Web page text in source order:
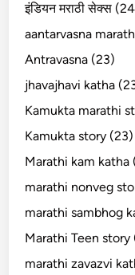
इंडियन मराठी सेक्स
aantarvasna
Antravasna (23)
jhavajhavi katha
Kamukta marathi
Kamukta story (23)
Marathi kam katha
marathi nonveg
marathi sambhog
Marathi Teen story
marathi zavazvi